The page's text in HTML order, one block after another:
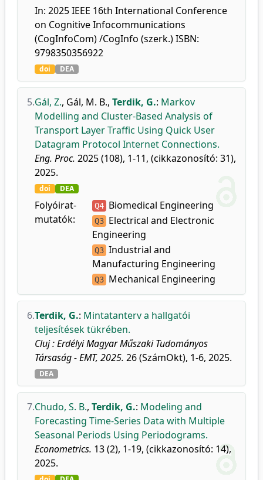
In: 2025 IEEE 16th International Conference
on Cognitive Infocommunications
(CogInfoCom) /CogInfo (szerk.) ISBN:
9798350356922
doi DEA
5.Gál, Z., Gál, M. B., Terdik, G.: Markov
Modelling and Cluster-Based Analysis of
Transport Layer Traffic Using Quick User
Datagram Protocol Internet Connections.
Eng. Proc. 2025 (108), 1-11, (cikkazonosító: 31),
2025.
doi DEA
Folyóirat-
mutatók:
Q4 Biomedical Engineering
Q3 Electrical and Electronic
Engineering
Q3 Industrial and
Manufacturing Engineering
Q3 Mechanical Engineering
6.Terdik, G.: Mintatanterv a hallgatói
teljesítések tükrében.
Cluj : Erdélyi Magyar Műszaki Tudományos
Társaság - EMT, 2025. 26 (SzámOkt), 1-6, 2025.
DEA
7.Chudo, S. B., Terdik, G.: Modeling and
Forecasting Time-Series Data with Multiple
Seasonal Periods Using Periodograms.
Econometrics. 13 (2), 1-19, (cikkazonosító: 14),
2025.